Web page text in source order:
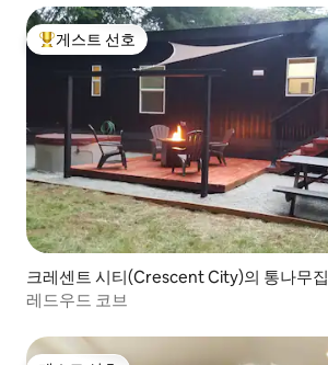
상위 게스트 선호
게스트 선호
크레센트 시티(Crescent City)의 통나무집
레드우드 코브